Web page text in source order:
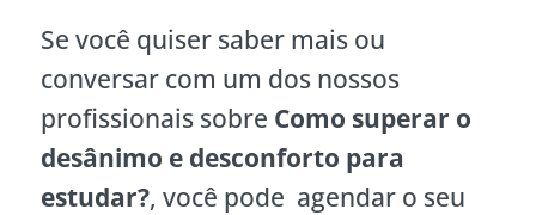
Se você quiser saber mais ou
conversar com um dos nossos
profissionais sobre Como superar o
desânimo e desconforto para
estudar?, você pode agendar o seu